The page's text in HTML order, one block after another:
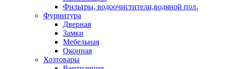
Фильтры, водоочистители,водяной пол.
Фурнитура
Дверная
Замки
Мебельная
Оконная
Хозтовары